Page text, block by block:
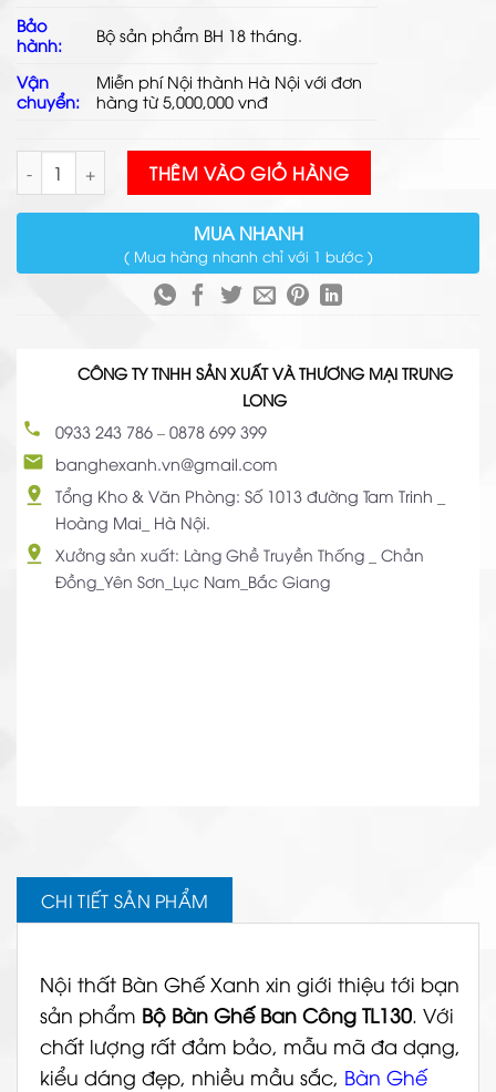
Bảo
hành:
Bộ sản phẩm BH 18 tháng.
Vận
chuyển:
Miễn phí Nội thành Hà Nội với đơn
hàng từ 5,000,000 vnđ
Bộ Bàn Ghế Ban Công TL130 số lượng
THÊM VÀO GIỎ HÀNG
MUA NHANH
( Mua hàng nhanh chỉ với 1 bước )
CÔNG TY TNHH SẢN XUẤT VÀ THƯƠNG MẠI TRUNG
LONG
0933 243 786 – 0878 699 399
banghexanh.vn@gmail.com
Tổng Kho & Văn Phòng: Số 1013 đường Tam Trinh _
Hoàng Mai_ Hà Nội.
Xưởng sản xuất: Làng Ghề Truyền Thống _ Chản
Đồng_Yên Sơn_Lục Nam_Bắc Giang
CHI TIẾT SẢN PHẨM
Nội thất Bàn Ghế Xanh xin giới thiệu tới bạn
sản phẩm Bộ Bàn Ghế Ban Công TL130. Với
chất lượng rất đảm bảo, mẫu mã đa dạng,
kiểu dáng đẹp, nhiều mầu sắc, Bàn Ghế